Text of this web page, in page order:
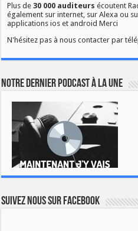
Plus de30 000 auditeurs écoutent
également sur internet, sur Alexa ou
applications ios et android Merci
N'hésitez pas à nous contacter par
Notre dernier podcast à la une
Suivez nous sur Facebook